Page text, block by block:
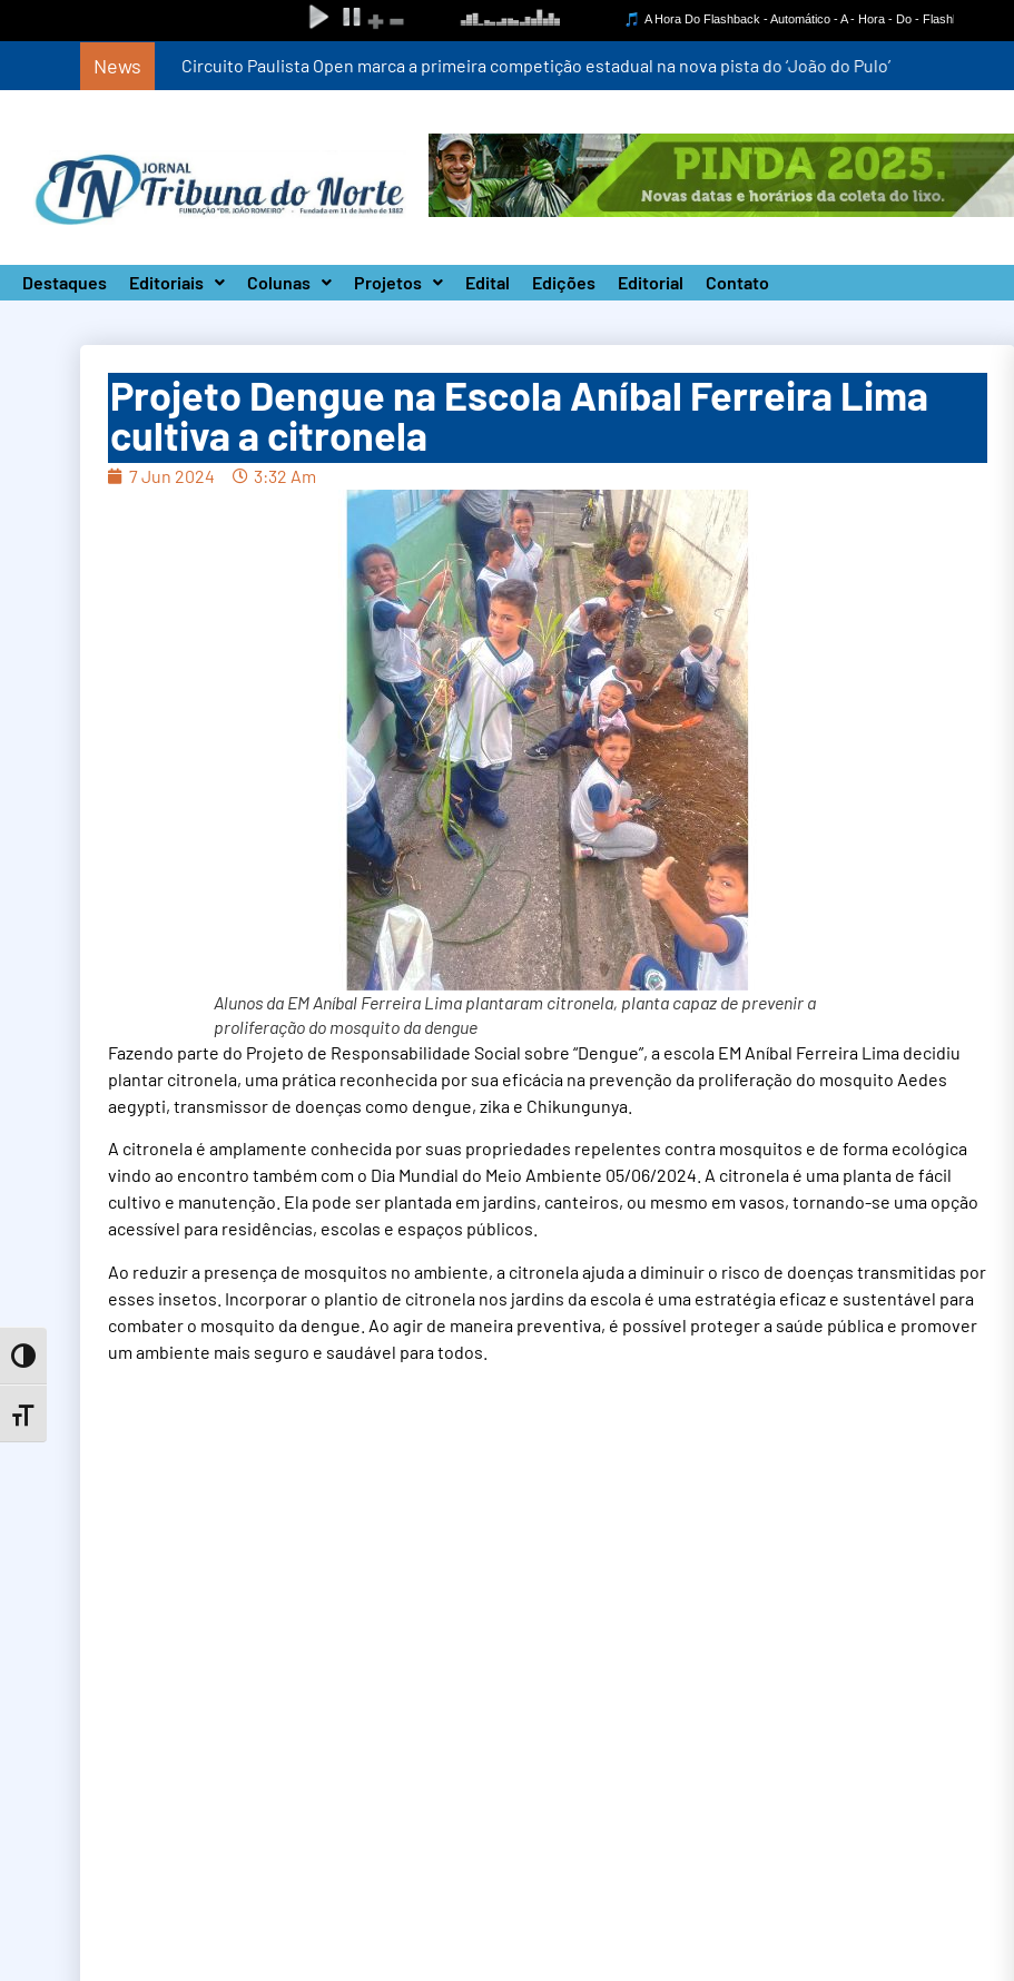
Toggle High Contrast
Toggle Font size
News Circuito Paulista Open marca a primeira competição estadual na nova pista do ‘João do Pulo’
Destaques Editoriais Colunas Projetos Edital Edições Editorial Contato
Projeto Dengue na Escola Aníbal Ferreira Lima
cultiva a citronela
7 Jun 2024 3:32 Am
Alunos da EM Aníbal Ferreira Lima plantaram citronela, planta capaz de prevenir a
proliferação do mosquito da dengue
Fazendo parte do Projeto de Responsabilidade Social sobre “Dengue”, a escola EM Aníbal Ferreira Lima decidiu
plantar citronela, uma prática reconhecida por sua eficácia na prevenção da proliferação do mosquito Aedes
aegypti, transmissor de doenças como dengue, zika e Chikungunya.
A citronela é amplamente conhecida por suas propriedades repelentes contra mosquitos e de forma ecológica
vindo ao encontro também com o Dia Mundial do Meio Ambiente 05/06/2024. A citronela é uma planta de fácil
cultivo e manutenção. Ela pode ser plantada em jardins, canteiros, ou mesmo em vasos, tornando-se uma opção
acessível para residências, escolas e espaços públicos.
Ao reduzir a presença de mosquitos no ambiente, a citronela ajuda a diminuir o risco de doenças transmitidas por
esses insetos. Incorporar o plantio de citronela nos jardins da escola é uma estratégia eficaz e sustentável para
combater o mosquito da dengue. Ao agir de maneira preventiva, é possível proteger a saúde pública e promover
um ambiente mais seguro e saudável para todos.